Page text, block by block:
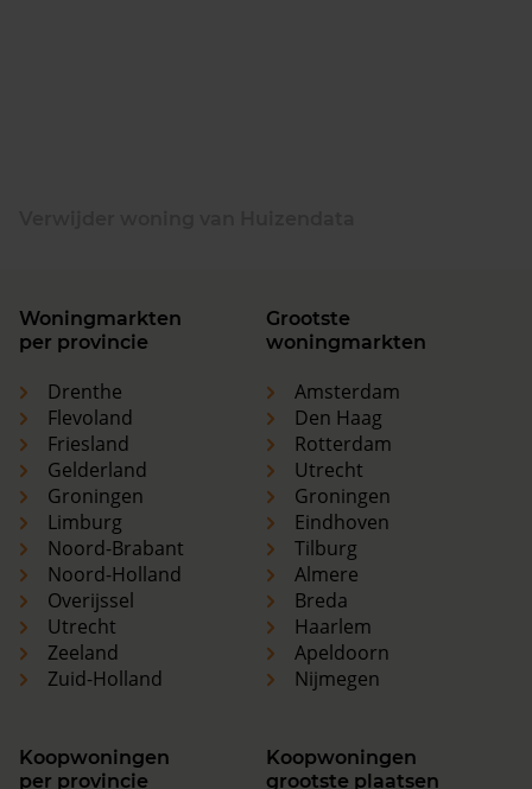
Woningmarkten
per provincie
Drenthe
Flevoland
Friesland
Gelderland
Groningen
Limburg
Noord-Brabant
Noord-Holland
Overijssel
Utrecht
Zeeland
Zuid-Holland
Grootste
woningmarkten
Amsterdam
Den Haag
Rotterdam
Utrecht
Groningen
Eindhoven
Tilburg
Almere
Breda
Haarlem
Apeldoorn
Nijmegen
Koopwoningen
per provincie
Koopwoningen
grootste plaatsen